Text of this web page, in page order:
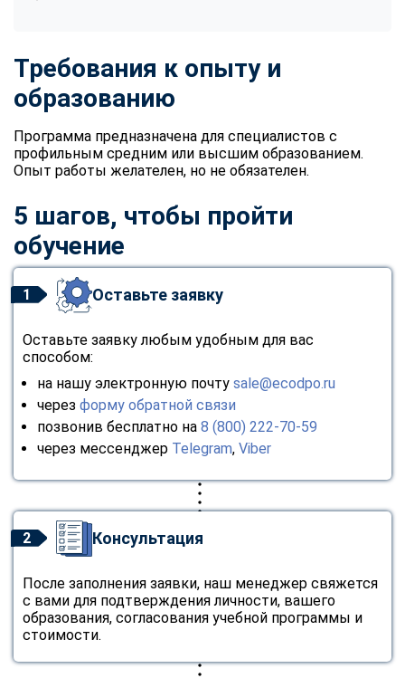
Требования к опыту и
образованию
Программа предназначена для специалистов с
профильным средним или высшим образованием.
Опыт работы желателен, но не обязателен.
5 шагов, чтобы пройти
обучение
1 Оставьте заявку
Оставьте заявку любым удобным для вас
способом:
на нашу электронную почту sale@ecodpo.ru
через форму обратной связи
позвонив бесплатно на 8 (800) 222-70-59
через мессенджер Telegram, Viber
2 Консультация
После заполнения заявки, наш менеджер свяжется
с вами для подтверждения личности, вашего
образования, согласования учебной программы и
стоимости.